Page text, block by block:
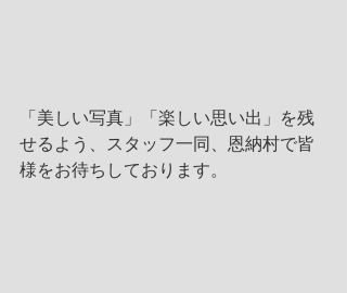
「美しい写真」「楽しい思い出」を残
せるよう、スタッフ一同、恩納村で皆
様をお待ちしております。